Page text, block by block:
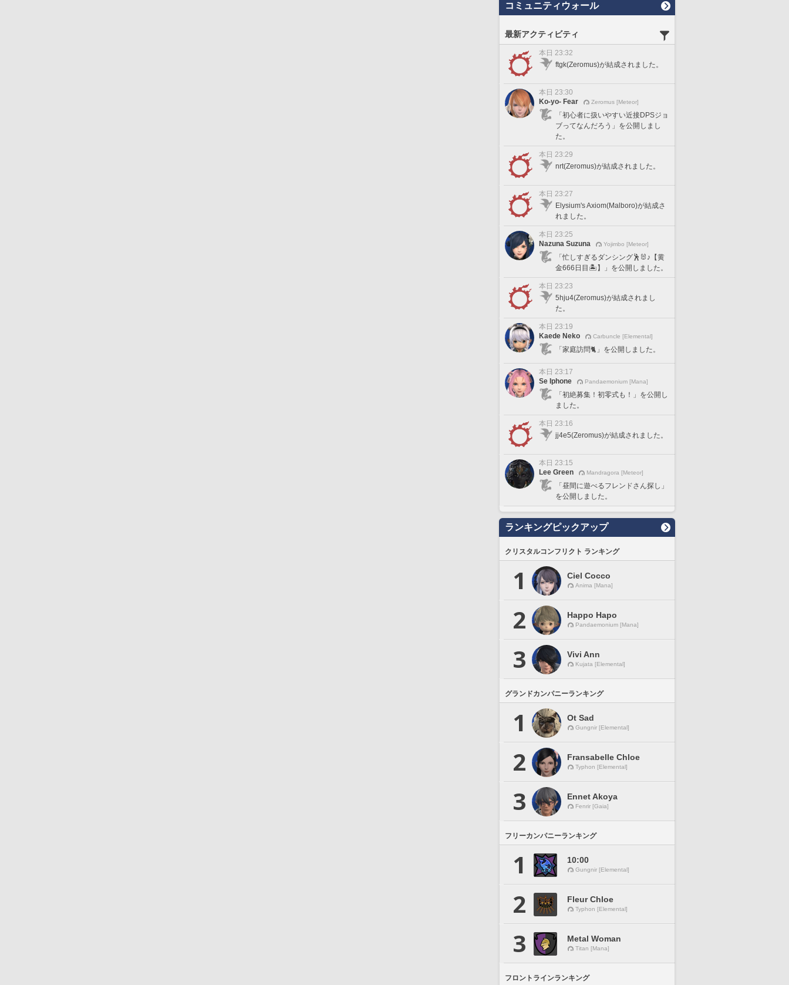
コミュニティウォール
最新アクティビティ
本日 23:32
ftgk(Zeromus)が結成されました。
本日 23:30
Ko-yo- Fear
Zeromus [Meteor]
「初心者に扱いやすい近接DPSジョ
ブってなんだろう」を公開しまし
た。
本日 23:29
nrt(Zeromus)が結成されました。
本日 23:27
Elysium's Axiom(Malboro)が結成さ
れました。
本日 23:25
Nazuna Suzuna
Yojimbo [Meteor]
「忙しすぎるダンシング🕺🐰♪【黄
金666日目🏝️】」を公開しました。
本日 23:23
5hju4(Zeromus)が結成されまし
た。
本日 23:19
Kaede Neko
Carbuncle [Elemental]
「家庭訪問🐈」を公開しました。
本日 23:17
Se Iphone
Pandaemonium [Mana]
「初絶募集！初零式も！」を公開し
ました。
本日 23:16
jj4e5(Zeromus)が結成されました。
本日 23:15
Lee Green
Mandragora [Meteor]
「昼間に遊べるフレンドさん探し」
を公開しました。
ランキングピックアップ
クリスタルコンフリクト ランキング
1 Ciel Cocco
Anima [Mana]
2 Happo Hapo
Pandaemonium [Mana]
3 Vivi Ann
Kujata [Elemental]
グランドカンパニーランキング
1 Ot Sad
Gungnir [Elemental]
2 Fransabelle Chloe
Typhon [Elemental]
3 Ennet Akoya
Fenrir [Gaia]
フリーカンパニーランキング
1 10:00
Gungnir [Elemental]
2 Fleur Chloe
Typhon [Elemental]
3 Metal Woman
Titan [Mana]
フロントラインランキング